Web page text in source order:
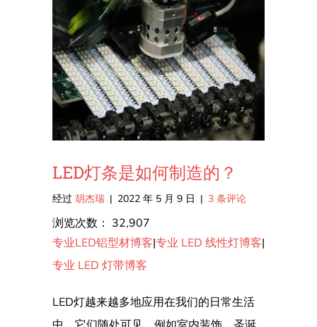
LED灯条是如何制造的？
经过 胡杰瑞 | 2022 年 5 月 9 日 | 3 条评论
浏览次数： 32,907
专业LED铝型材博客|专业 LED 线性灯博客|
专业 LED 灯带博客
LED灯越来越多地应用在我们的日常生活